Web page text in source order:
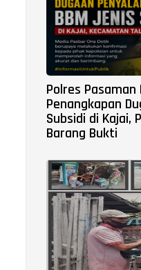
Polres
Penangkapan
Subsidi di Kajai,
Barang Bukti